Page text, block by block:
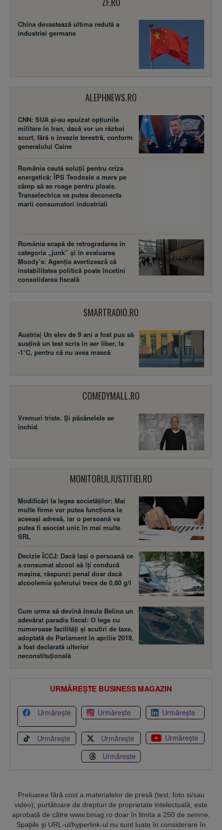
China devastează ultima redută a
industriei germane
ALEPHNEWS.RO
CNN: SUA şi-au epuizat opțiunile
militare în Iran, dacă vor un război
scurt, fără o invazie terestră, conform
generalului Caine
România caută soluții pentru criza
energetică: ÎPS Teodosie a mers pe
câmp să se roage pentru ploaie.
Transelectrica va putea deconecta
marii consumatori industriali
România scapă de retrogradarea în
categoria „junk” și în evaluarea
Moody’s: Agenția avertizează că
instabilitatea politică poate încetini
consolidarea fiscală
SMARTRADIO.RO
Austria| Un elev de 9 ani a fost pus să
susţină un test scris în aer liber, la
-1°C, pentru că nu avea mască
COMEDYMALL.RO
Vremuri triste. Şi păcănelele se
închid.
MONITORULJUSTITIEI.RO
Modificări la legea societăţilor: Mai
multe firme vor putea funcţiona la
aceeaşi adresă, iar o persoană va
putea fi asociat unic în mai multe
SRL
Decizie ÎCCJ: Dacă laşi o persoană ce
a consumat alcool să îţi conducă
maşina, răspunzi penal doar dacă
alcoolemia şoferului trece de 0,80 g/l
Cum urma să devină Insula Belina un
adevărat paradis fiscal: O lege cu
numeroase facilităţi şi scutiri de taxe,
adoptată de Parlament în aprilie 2019,
a fost declarată ulterior
neconstituţională
URMĂREȘTE BUSINESS MAGAZIN
Urmărește Urmărește Urmărește
Urmărește Urmărește
Urmărește
Urmărește
Preluarea fără cost a materialelor de presă (text, foto si/sau
video), purtătoare de drepturi de proprietate intelectuală, este
aprobată de către www.bmag.ro doar în limita a 250 de semne.
Spaţiile şi URL-ul/hyperlink-ul nu sunt luate în considerare în